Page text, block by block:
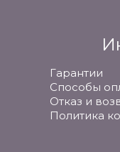
Гарантии
Способы
Отказ и
Политика